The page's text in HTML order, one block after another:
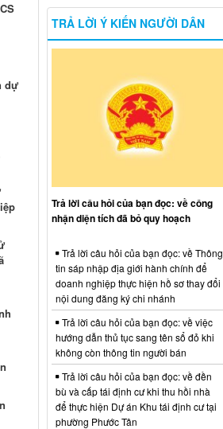
dự
TRẢ LỜI Ý KIẾN NGƯỜI DÂN
Trả lời câu hỏi của bạn đọc: về công
nhận diện tích đã bỏ quy hoạch
Trả lời câu hỏi của bạn đọc: về Thông
tin sáp nhập địa giới hành chính để
doanh nghiệp thực hiện hồ sơ thay đổi
nội dung đăng ký chi nhánh
Trả lời câu hỏi của bạn đọc: về việc
hướng dẫn thủ tục sang tên sổ đỏ khi
không còn thông tin người bán
Trả lời câu hỏi của bạn đọc: về đền
bù và cấp tái định cư khi thu hồi nhà
để thực hiện Dự án Khu tái định cư tại
phường Phước Tân